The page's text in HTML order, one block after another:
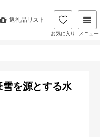
返礼品リスト
お気に入り メニュー
を源とする水